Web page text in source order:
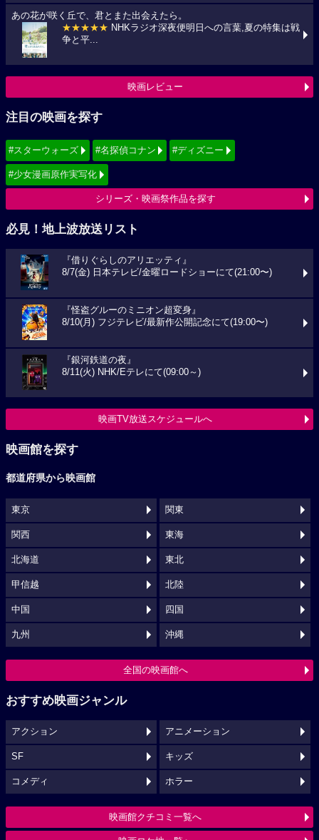
あの花が咲く丘で、君とまた出会えたら。
★★★★★ NHKラジオ深夜便明日への言葉,夏の特集は戦
争と平...
映画レビュー
注目の映画を探す
#スターウォーズ #名探偵コナン #ディズニー
#少女漫画原作実写化
シリーズ・映画祭作品を探す
必見！地上波放送リスト
『借りぐらしのアリエッティ』
8/7(金) 日本テレビ/金曜ロードショーにて(21:00〜)
『怪盗グルーのミニオン超変身』
8/10(月) フジテレビ/最新作公開記念にて(19:00〜)
『銀河鉄道の夜』
8/11(火) NHK/Eテレにて(09:00～)
映画TV放送スケジュールへ
映画館を探す
都道府県から映画館
東京 関東
関西 東海
北海道 東北
甲信越 北陸
中国 四国
九州 沖縄
全国の映画館へ
おすすめ映画ジャンル
アクション アニメーション
SF キッズ
コメディ ホラー
映画館クチコミ一覧へ